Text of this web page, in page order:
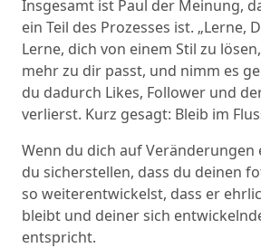
Insgesamt ist Paul der Meinung,
ein Teil des Prozesses ist. „Lerne,
Lerne, dich von einem Stil zu
mehr zu dir passt, und nimm es
du dadurch Likes, Follower und
verlierst. Kurz gesagt: Bleib im
Wenn du dich auf Veränderungen
du sicherstellen, dass du deinen
so weiterentwickelst, dass er
bleibt und deiner sich
entspricht.